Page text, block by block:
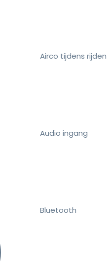
Airco tijdens rijden
Audio ingang
Bluetooth